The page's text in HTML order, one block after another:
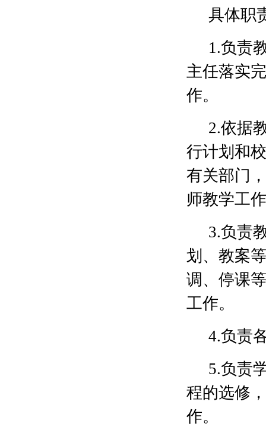
具体职
1.负责
主任落实
作。
2.依据
行计划和
有关部门
师教学工
3.负责
划、教案
调、停课
工作。
4.负责
5.负责
程的选修
作。